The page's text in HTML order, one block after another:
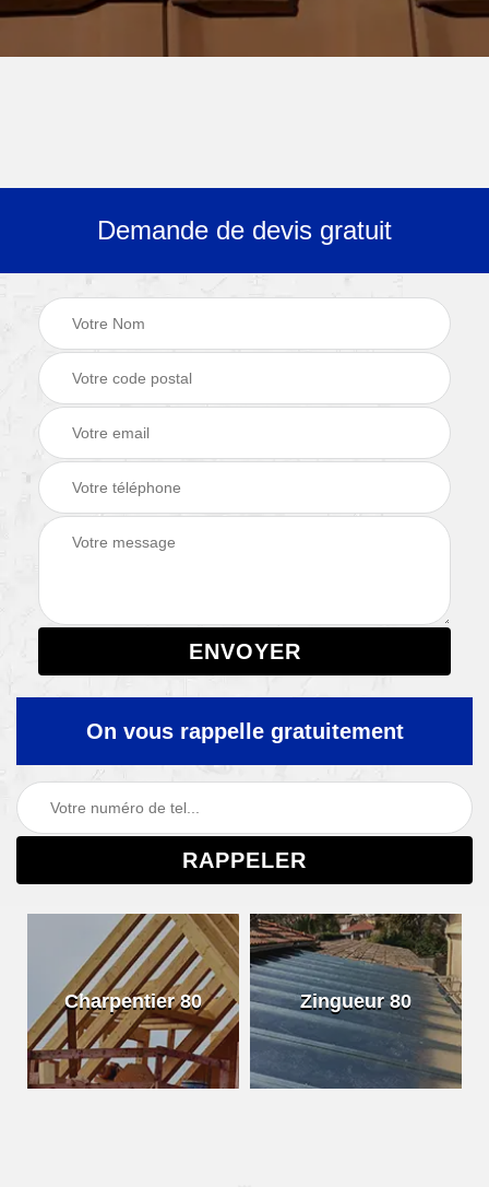
Demande de devis gratuit
On vous rappelle gratuitement
Charpentier 80 Zingueur 80